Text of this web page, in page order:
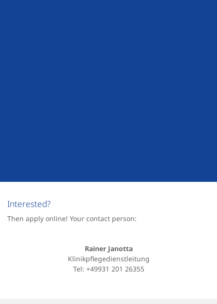
Interested?
Then apply online! Your contact person:
Rainer Janotta
Klinikpflegedienstleitung
Tel: +49931 201 26355